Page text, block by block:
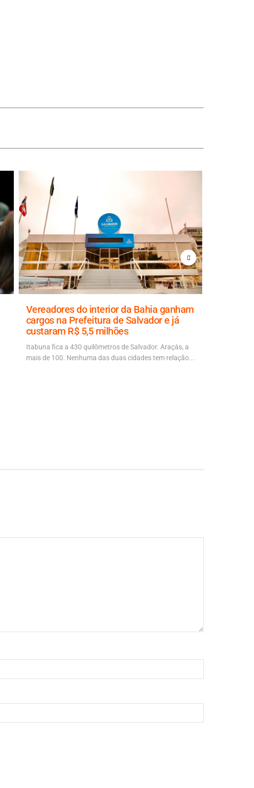
Vereadores do interior da Bahia ganham
cargos na Prefeitura de Salvador e já
custaram R$ 5,5 milhões
Itabuna fica a 430 quilômetros de Salvador. Araçás, a
mais de 100. Nenhuma das duas cidades tem relação...